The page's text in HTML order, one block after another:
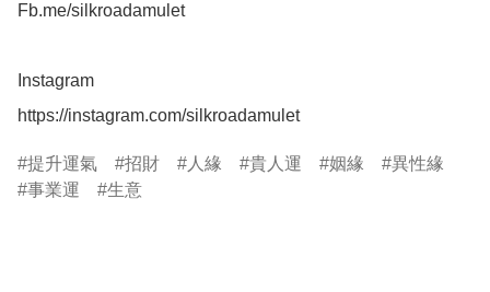
Fb.me/silkroadamulet
Instagram
提升運氣 招財 人緣 貴人運 姻緣
異性緣
事業運
生意